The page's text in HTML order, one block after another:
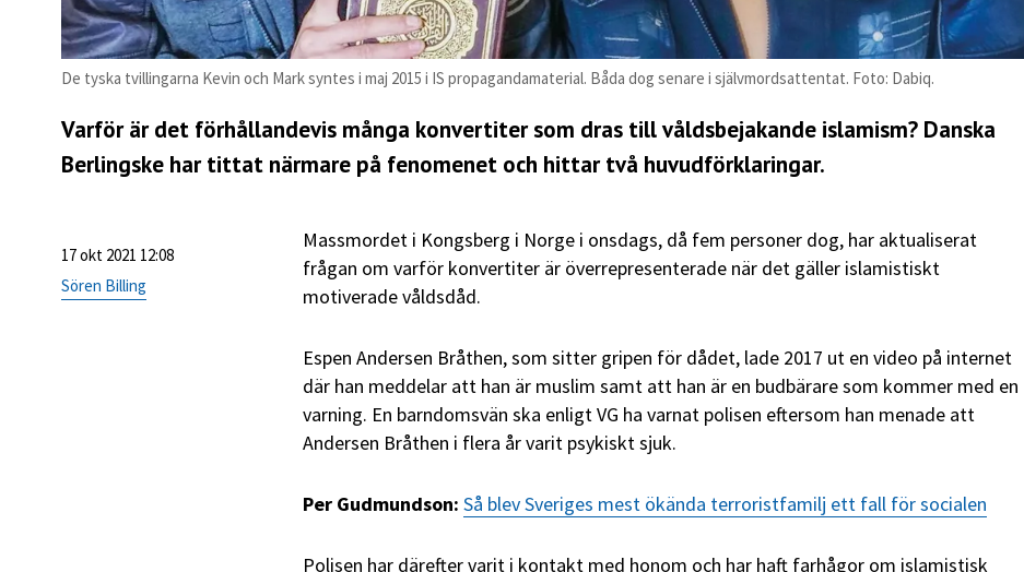
De tyska tvillingarna Kevin och Mark syntes i maj 2015 i IS propagandamaterial. Båda dog senare i självmordsattentat. Foto: Dabiq.
Varför är det förhållandevis många konvertiter som dras till våldsbejakande islamism? Danska
Berlingske har tittat närmare på fenomenet och hittar två huvudförklaringar.
17 okt 2021 12:08
Sören Billing
Massmordet i Kongsberg i Norge i onsdags, då fem personer dog, har aktualiserat
frågan om varför konvertiter är överrepresenterade när det gäller islamistiskt
motiverade våldsdåd.
Espen Andersen Bråthen, som sitter gripen för dådet, lade 2017 ut en video på internet
där han meddelar att han är muslim samt att han är en budbärare som kommer med en
varning. En barndomsvän ska enligt VG ha varnat polisen eftersom han menade att
Andersen Bråthen i flera år varit psykiskt sjuk.
Per Gudmundson: Så blev Sveriges mest ökända terroristfamilj ett fall för socialen
Polisen har därefter varit i kontakt med honom och har haft farhågor om islamistisk